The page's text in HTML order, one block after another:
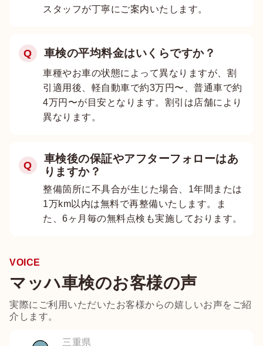
スタッフが丁寧にご案内いたします。
Q 車検の平均料金はいくらですか？
車種やお車の状態によって異なりますが、割
引適用後、軽自動車で約3万円〜、普通車で約
4万円〜が目安となります。割引は店舗により
異なります。
Q
車検後の保証やアフターフォローはあ
りますか？
整備箇所に不具合が生じた場合、1年間または
1万km以内は無料で再整備いたします。ま
た、6ヶ月毎の無料点検も実施しております。
VOICE
マッハ車検のお客様の声
実際にご利用いただいたお客様からの嬉しいお声をご紹
介します。
三重県